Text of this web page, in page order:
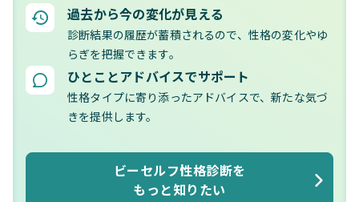
過去から今の変化が見える
診断結果の履歴が蓄積されるので、性格の変化やゆ
らぎを把握できます。
ひとことアドバイスでサポート
性格タイプに寄り添ったアドバイスで、新たな気づ
きを提供します。
ビーセルフ性格診断を
もっと知りたい